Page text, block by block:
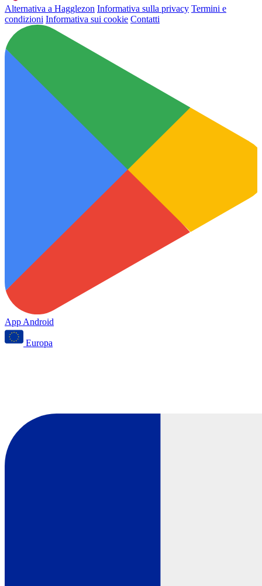
Alternativa a Hagglezon Informativa sulla privacy Termini e
condizioni Informativa sui cookie Contatti
App Android
Europa